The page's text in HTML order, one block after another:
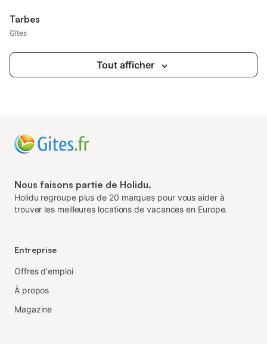
Tarbes
Gîtes
Tout afficher
Nous faisons partie de Holidu.
Holidu regroupe plus de 20 marques pour vous aider à
trouver les meilleures locations de vacances en Europe.
Entreprise
Offres d'emploi
À propos
Magazine